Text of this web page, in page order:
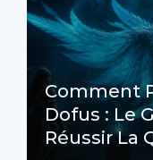
Comment
Dofus : Le
Réussir La